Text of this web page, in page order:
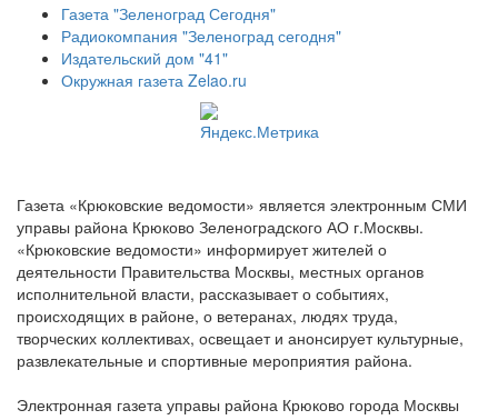
Газета "Зеленоград Сегодня"
Радиокомпания "Зеленоград сегодня"
Издательский дом "41"
Окружная газета Zelao.ru
Газета «Крюковские ведомости» является электронным СМИ
управы района Крюково Зеленоградского АО г.Москвы.
«Крюковские ведомости» информирует жителей о
деятельности Правительства Москвы, местных органов
исполнительной власти, рассказывает о событиях,
происходящих в районе, о ветеранах, людях труда,
творческих коллективах, освещает и анонсирует культурные,
развлекательные и спортивные мероприятия района.
Электронная газета управы района Крюково города Москвы